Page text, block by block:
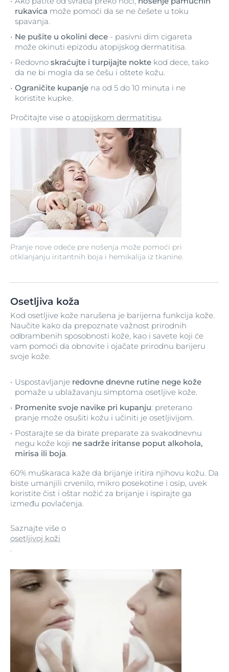
Pranje nove odeće pre nošenja može pomoći pri
otklanjanju iritantnih boja i hemikalija iz tkanine.
rukavica može pomoći da se ne češete u toku
spavanja.
Ne pušite u okolini dece - pasivni dim cigareta
može okinuti epizodu atopijskog dermatitisa.
Redovno skraćujte i turpijajte nokte kod dece, tako
da ne bi mogla da se češu i oštete kožu.
Ograničite kupanje na od 5 do 10 minuta i ne
koristite kupke.
Pročitajte vise o atopijskom dermatitisu.
Osetljiva koža
Kod osetljive kože narušena je barijerna funkcija kože.
Naučite kako da prepoznate važnost prirodnih
odbrambenih sposobnosti kože, kao i savete koji će
vam pomoći da obnovite i ojačate prirodnu barijeru
svoje kože.
Uspostavljanje redovne dnevne rutine nege kože
pomaže u ublažavanju simptoma osetljive kože.
Promenite svoje navike pri kupanju: preterano
pranje može osušiti kožu i učiniti je osetljivijom.
Postarajte se da birate preparate za svakodnevnu
negu kože koji ne sadrže iritanse poput alkohola,
mirisa ili boja.
60% muškaraca kaže da brijanje iritira njihovu kožu. Da
biste umanjili crvenilo, mikro posekotine i osip, uvek
koristite čist i oštar nožić za brijanje i ispirajte ga
između povlačenja.
Saznajte više o
osetljivoj koži
.